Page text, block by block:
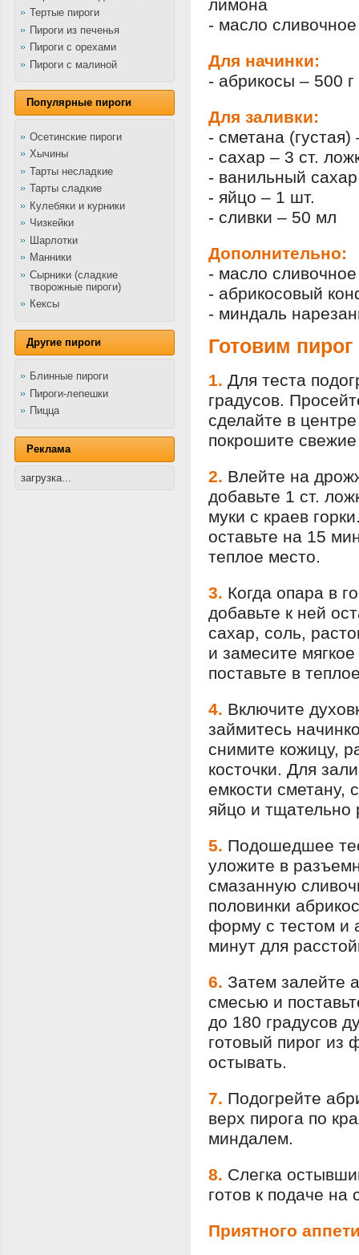
Тертые пироги
Пироги из печенья
Пироги с орехами
Пироги с малиной
Популярные пироги
Осетинские пироги
Хычины
Тарты несладкие
Тарты сладкие
Кулебяки и курники
Чизкейки
Шарлотки
Манники
Сырники (сладкие
творожные пироги)
Кексы
Другие пироги
Блинные пироги
Пироги-лепешки
Пицца
Реклама
загрузка...
лимона
- масло
Для начинки:
- абрикосы – 500 г
Для заливки:
- сметана (густая)
- сахар – 3 ст.
- ванильный сахар
- яйцо – 1 шт.
- сливки – 50 мл
Дополнительно:
- масло
- абрикосовый
- миндаль
Готовим
1. Для теста
градусов.
сделайте в
покрошите
2. Влейте на
добавьте 1 ст.
муки с краев
оставьте на 15
теплое место.
3. Когда опара в
добавьте к ней
сахар, соль,
и замесите
поставьте в
4. Включите
займитесь
снимите кожицу,
косточки. Для
емкости сметану,
яйцо и тщательно
5. Подошедшее
уложите в
смазанную
половинки
форму с тестом и
минут для
6. Затем залейте
смесью и
до 180 градусов
готовый пирог из
остывать.
7. Подогрейте
верх пирога по
миндалем.
8. Слегка
готов к подаче на
Приятного